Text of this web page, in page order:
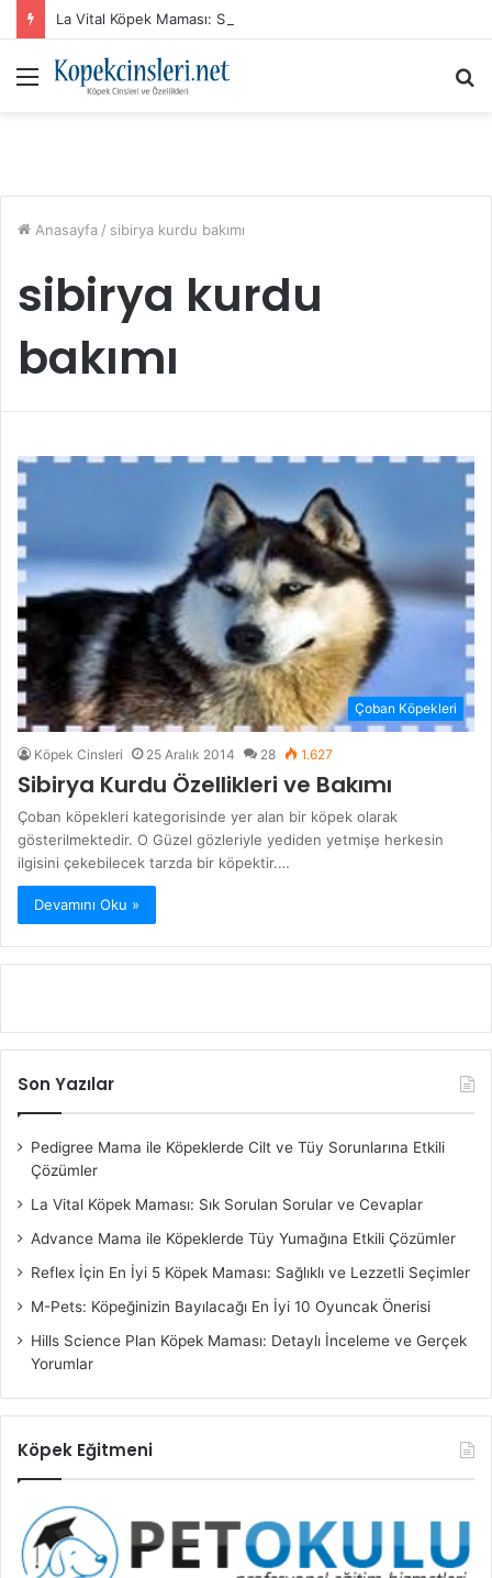
La Vital Köpek Maması: Sık Sorulan Sorular ve Cevaplar
Menü
Anasayfa / sibirya kurdu bakımı
sibirya kurdu
bakımı
Çoban Köpekleri
Köpek Cinsleri 25 Aralık 2014 28 1.627
Sibirya Kurdu Özellikleri ve Bakımı
Çoban köpekleri kategorisinde yer alan bir köpek olarak
gösterilmektedir. O Güzel gözleriyle yediden yetmişe herkesin
ilgisini çekebilecek tarzda bir köpektir.…
Devamını Oku »
Son Yazılar
Pedigree Mama ile Köpeklerde Cilt ve Tüy Sorunlarına Etkili
Çözümler
La Vital Köpek Maması: Sık Sorulan Sorular ve Cevaplar
Advance Mama ile Köpeklerde Tüy Yumağına Etkili Çözümler
Reflex İçin En İyi 5 Köpek Maması: Sağlıklı ve Lezzetli Seçimler
M-Pets: Köpeğinizin Bayılacağı En İyi 10 Oyuncak Önerisi
Hills Science Plan Köpek Maması: Detaylı İnceleme ve Gerçek
Yorumlar
Köpek Eğitmeni